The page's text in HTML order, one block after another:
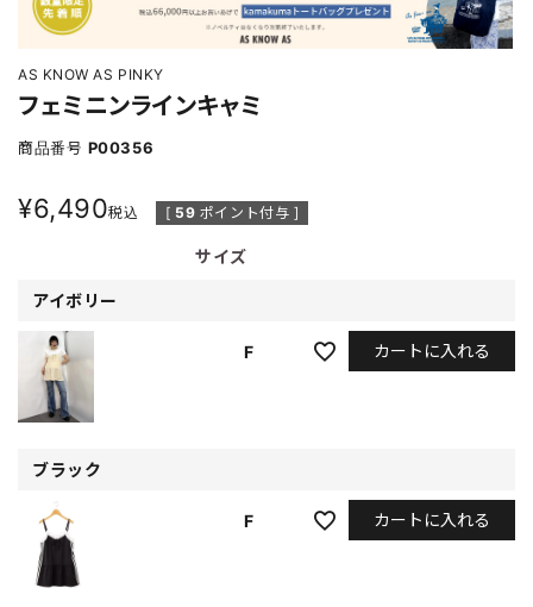
AS KNOW AS PINKY
フェミニンラインキャミ
商品番号 P00356
¥6,490税込 [ 59 ポイント付与 ]
サイズ
アイボリー
F カートに入れる
ブラック
F カートに入れる